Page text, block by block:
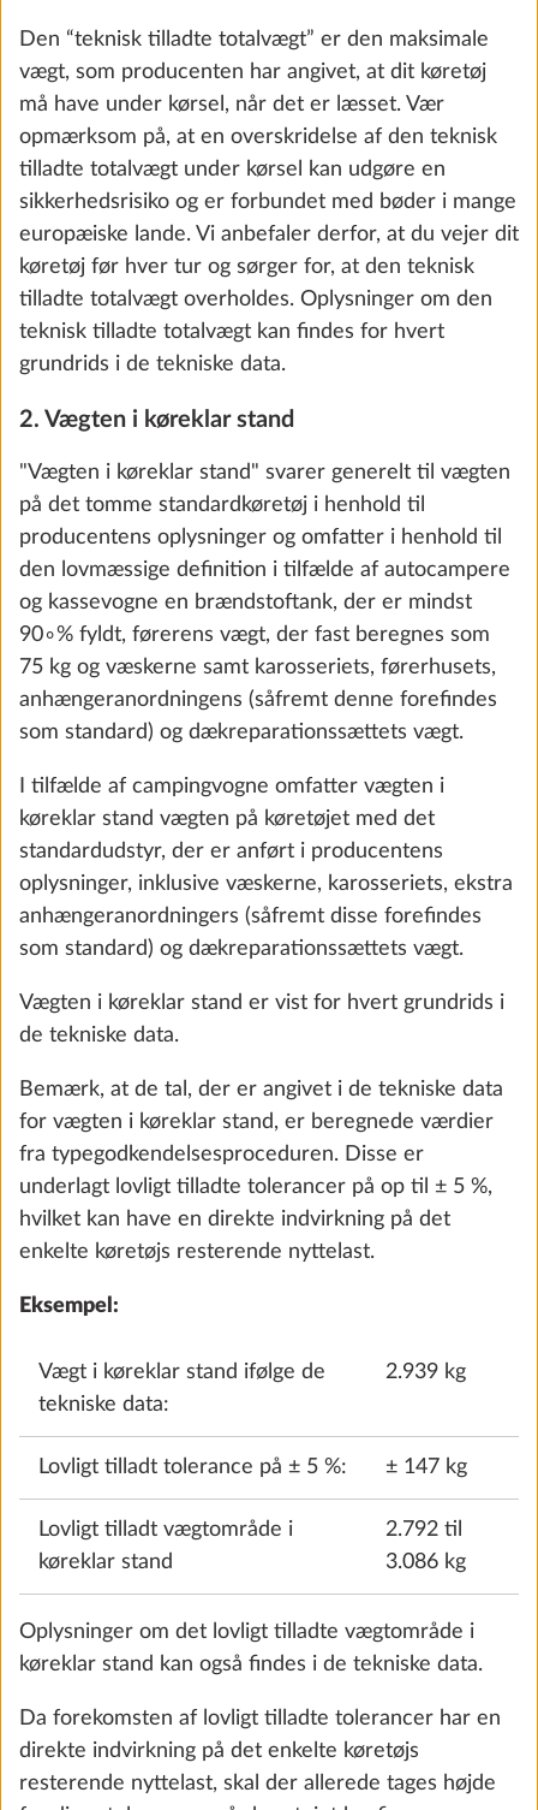
Puno
SERIE
Terzo
0,0 kg
2.551 kr.
Tilføj
SKRIDT 4 AF 8
Indretning
Udtagelig gulvtæppe
10,0 kg
styrke
3.221 kr.
Den “teknisk tilladte totalvægt” er den maksimale
vægt, som producenten har angivet, at dit køretøj
må have under kørsel, når det er læsset. Vær
opmærksom på, at en overskridelse af den teknisk
tilladte totalvægt under kørsel kan udgøre en
sikkerhedsrisiko og er forbundet med bøder i mange
europæiske lande. Vi anbefaler derfor, at du vejer dit
køretøj før hver tur og sørger for, at den teknisk
tilladte totalvægt overholdes. Oplysninger om den
teknisk tilladte totalvægt kan findes for hvert
grundrids i de tekniske data.
2. Vægten i køreklar stand
"Vægten i køreklar stand" svarer generelt til vægten
på det tomme standardkøretøj i henhold til
producentens oplysninger og omfatter i henhold til
den lovmæssige definition i tilfælde af autocampere
og kassevogne en brændstoftank, der er mindst
90∘% fyldt, førerens vægt, der fast beregnes som
75 kg og væskerne samt karosseriets, førerhusets,
anhængeranordningens (såfremt denne forefindes
som standard) og dækreparationssættets vægt.
I tilfælde af campingvogne omfatter vægten i
køreklar stand vægten på køretøjet med det
standardudstyr, der er anført i producentens
oplysninger, inklusive væskerne, karosseriets, ekstra
anhængeranordningers (såfremt disse forefindes
som standard) og dækreparationssættets vægt.
Vægten i køreklar stand er vist for hvert grundrids i
de tekniske data.
Bemærk, at de tal, der er angivet i de tekniske data
for vægten i køreklar stand, er beregnede værdier
fra typegodkendelsesproceduren. Disse er
underlagt lovligt tilladte tolerancer på op til ± 5 %,
hvilket kan have en direkte indvirkning på det
enkelte køretøjs resterende nyttelast.
Eksempel:
Vægt i køreklar stand ifølge de
tekniske data:
2.939 kg
Lovligt tilladt tolerance på ± 5 %: ± 147 kg
Lovligt tilladt vægtområde i
køreklar stand
2.792 til
3.086 kg
Oplysninger om det lovligt tilladte vægtområde i
køreklar stand kan også findes i de tekniske data.
Da forekomsten af lovligt tilladte tolerancer har en
direkte indvirkning på det enkelte køretøjs
resterende nyttelast, skal der allerede tages højde